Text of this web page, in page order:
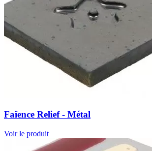
Faïence Relief - Métal
Voir le produit